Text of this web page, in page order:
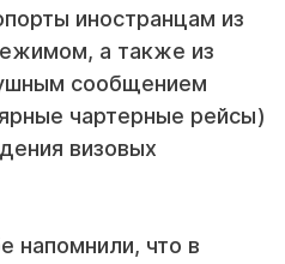
иностранцам из
а также из
сообщением
чартерные рейсы)
визовых
напомнили, что в